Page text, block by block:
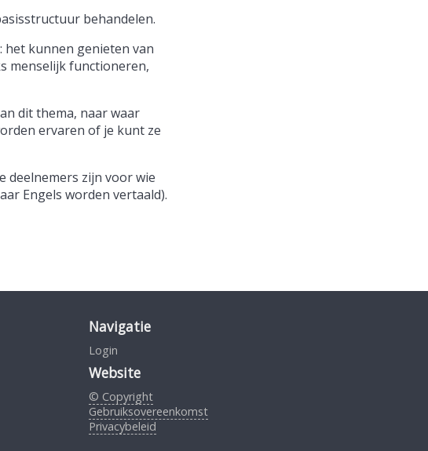
behandelen.
het kunnen genieten van
menselijk functioneren,
dit thema, naar waar
ervaren of je kunt ze
deelnemers zijn voor wie
Engels worden vertaald).
Navigatie
Login
Website
© Copyright
Gebruiksovereenkomst
Privacybeleid